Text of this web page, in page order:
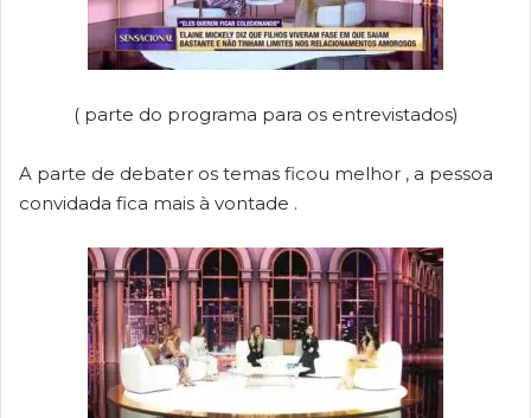
( parte do programa para os entrevistados)
A parte de debater os temas ficou melhor , a pessoa
convidada fica mais à vontade .